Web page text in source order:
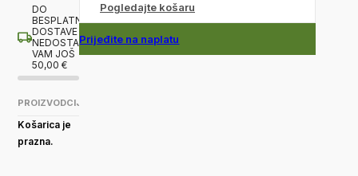
DO
BESPLATNE
DOSTAVE
NEDOSTAJE
VAM JOŠ
50,00 €
PROIZVODCIJENA
Košarica je
prazna.
Pogledajte košaru
Prijeđite na naplatu